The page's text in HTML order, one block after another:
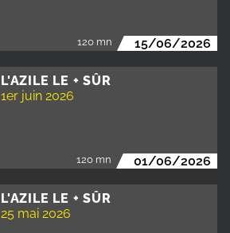
120 mn 15/06/2026
L'AZILE LE + SÛR
1er juin 2026
120 mn 01/06/2026
L'AZILE LE + SÛR
25 mai 2026